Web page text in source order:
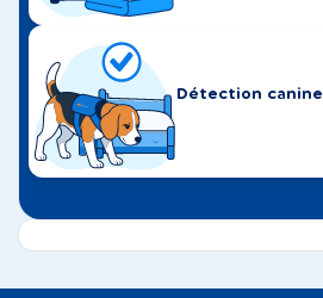
Détection canine